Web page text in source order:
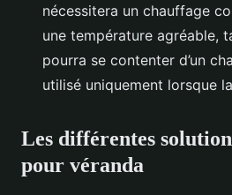
nécessitera un chauffage
une température agréable,
pourra se contenter d’un
utilisé uniquement lorsque
Les différentes
pour véranda